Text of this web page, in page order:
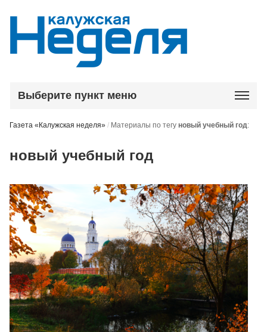
Выберите пункт меню
Газета «Калужская неделя» / Материалы по тегуновый учебный год:
новый учебный год